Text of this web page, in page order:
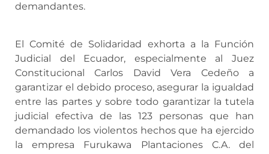
demandantes.
El Comité de Solidaridad exhorta a la Función
Judicial del Ecuador, especialmente al Juez
Constitucional Carlos David Vera Cedeño a
garantizar el debido proceso, asegurar la igualdad
entre las partes y sobre todo garantizar la tutela
judicial efectiva de las 123 personas que han
demandado los violentos hechos que ha ejercido
la empresa Furukawa Plantaciones C.A. del